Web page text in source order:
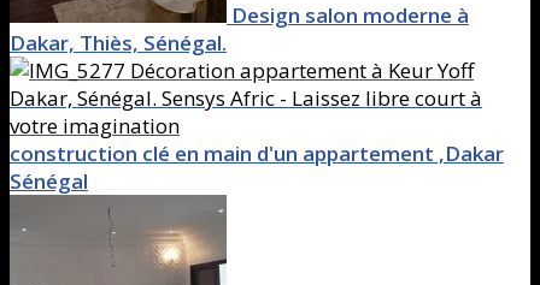
Design salon moderne à
Dakar, Thiès, Sénégal.
construction clé en main d'un appartement ,Dakar
Sénégal